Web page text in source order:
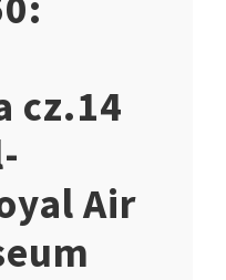
cz.14
Air